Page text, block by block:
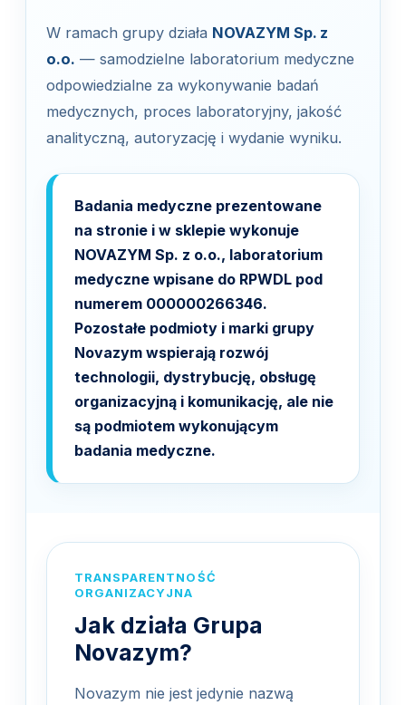
W ramach grupy działa NOVAZYM Sp. z
o.o. — samodzielne laboratorium medyczne
odpowiedzialne za wykonywanie badań
medycznych, proces laboratoryjny, jakość
analityczną, autoryzację i wydanie wyniku.
Badania medyczne prezentowane
na stronie i w sklepie wykonuje
NOVAZYM Sp. z o.o., laboratorium
medyczne wpisane do RPWDL pod
numerem 000000266346.
Pozostałe podmioty i marki grupy
Novazym wspierają rozwój
technologii, dystrybucję, obsługę
organizacyjną i komunikację, ale nie
są podmiotem wykonującym
badania medyczne.
TRANSPARENTNOŚĆ
ORGANIZACYJNA
Jak działa Grupa
Novazym?
Novazym nie jest jedynie nazwą